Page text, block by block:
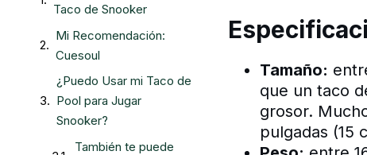
Taco de Snooker
Mi Recomendación:
Cuesoul
¿Puedo Usar mi Taco de
Pool para Jugar
Snooker?
También te puede
Tamaño:
que un taco
grosor.
pulgadas (15